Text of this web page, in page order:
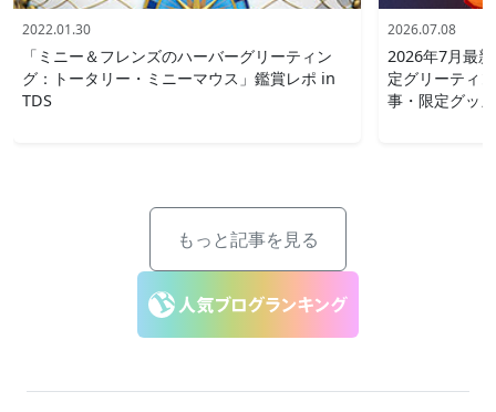
2022.01.30
「ミニー＆フレンズのハーバーグリーティン
グ：トータリー・ミニーマウス」鑑賞レポ in
TDS
2026.07.08
2026年7月最
定グリーティ
事・限定グッ
もっと記事を見る